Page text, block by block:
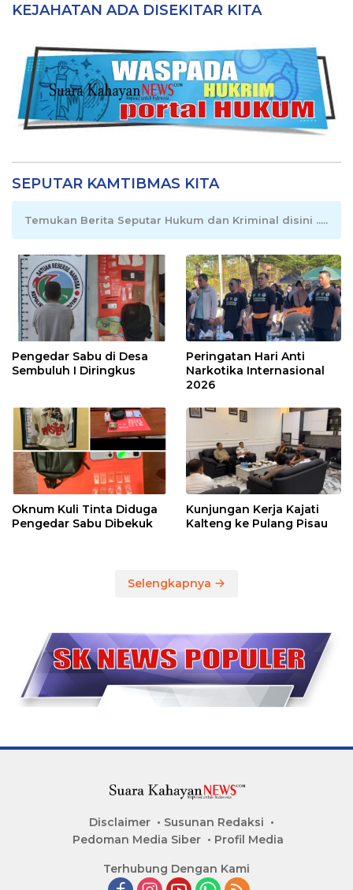
KEJAHATAN ADA DISEKITAR KITA
SEPUTAR KAMTIBMAS KITA
Temukan Berita Seputar Hukum dan Kriminal disini .....
Pengedar Sabu di Desa
Sembuluh I Diringkus
Peringatan Hari Anti
Narkotika Internasional
2026
Oknum Kuli Tinta Diduga
Pengedar Sabu Dibekuk
Kunjungan Kerja Kajati
Kalteng ke Pulang Pisau
Selengkapnya
Disclaimer
Susunan Redaksi
Pedoman Media Siber
Profil Media
Terhubung Dengan Kami